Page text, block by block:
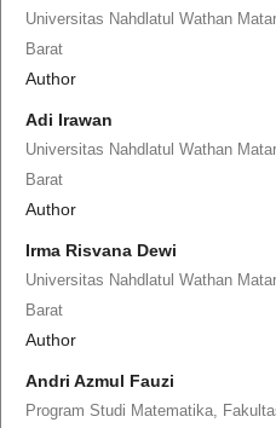
Universitas Nahdlatul Wathan
Barat
Author
Adi Irawan
Universitas Nahdlatul Wathan
Barat
Author
Irma Risvana Dewi
Universitas Nahdlatul Wathan
Barat
Author
Andri Azmul Fauzi
Program Studi Matematika,